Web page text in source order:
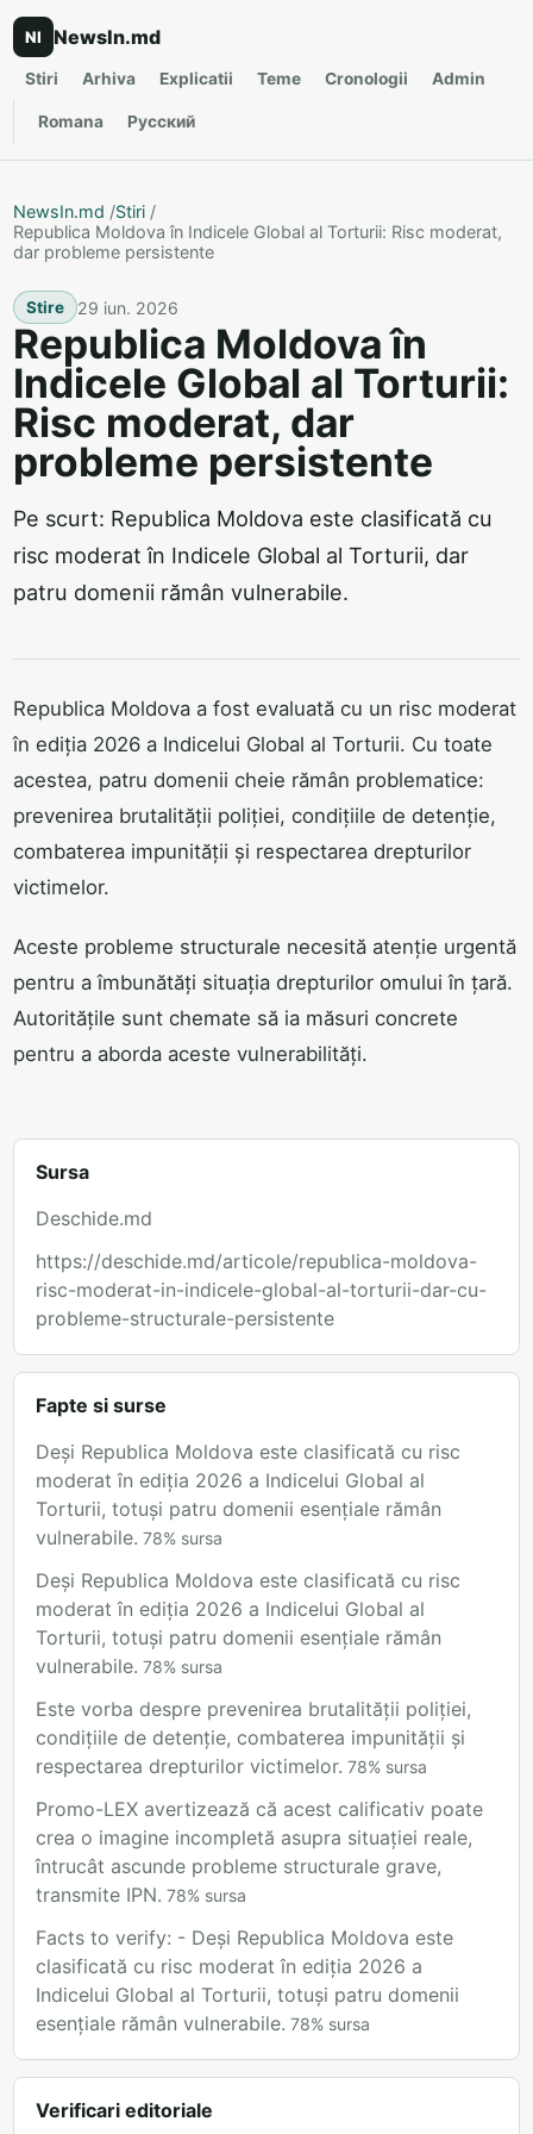
NI NewsIn.md
Stiri Arhiva Explicatii Teme Cronologii Admin
Romana Русский
NewsIn.md /Stiri /
Republica Moldova în Indicele Global al Torturii: Risc moderat,
dar probleme persistente
Stire 29 iun. 2026
Republica Moldova în
Indicele Global al Torturii:
Risc moderat, dar
probleme persistente
Pe scurt: Republica Moldova este clasificată cu
risc moderat în Indicele Global al Torturii, dar
patru domenii rămân vulnerabile.
Republica Moldova a fost evaluată cu un risc moderat
în ediția 2026 a Indicelui Global al Torturii. Cu toate
acestea, patru domenii cheie rămân problematice:
prevenirea brutalității poliției, condițiile de detenție,
combaterea impunității și respectarea drepturilor
victimelor.
Aceste probleme structurale necesită atenție urgentă
pentru a îmbunătăți situația drepturilor omului în țară.
Autoritățile sunt chemate să ia măsuri concrete
pentru a aborda aceste vulnerabilități.
Sursa
Deschide.md
https://deschide.md/articole/republica-moldova-
risc-moderat-in-indicele-global-al-torturii-dar-cu-
probleme-structurale-persistente
Fapte si surse
Deși Republica Moldova este clasificată cu risc
moderat în ediția 2026 a Indicelui Global al
Torturii, totuși patru domenii esențiale rămân
vulnerabile. 78% sursa
Deși Republica Moldova este clasificată cu risc
moderat în ediția 2026 a Indicelui Global al
Torturii, totuși patru domenii esențiale rămân
vulnerabile. 78% sursa
Este vorba despre prevenirea brutalității poliției,
condițiile de detenție, combaterea impunității și
respectarea drepturilor victimelor. 78% sursa
Promo-LEX avertizează că acest calificativ poate
crea o imagine incompletă asupra situației reale,
întrucât ascunde probleme structurale grave,
transmite IPN. 78% sursa
Facts to verify: - Deși Republica Moldova este
clasificată cu risc moderat în ediția 2026 a
Indicelui Global al Torturii, totuși patru domenii
esențiale rămân vulnerabile. 78% sursa
Verificari editoriale